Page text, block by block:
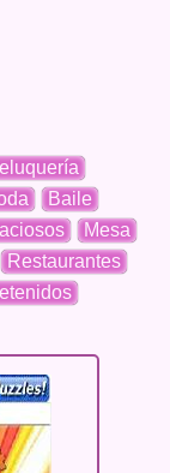
Baile
Mesa
Restaurantes